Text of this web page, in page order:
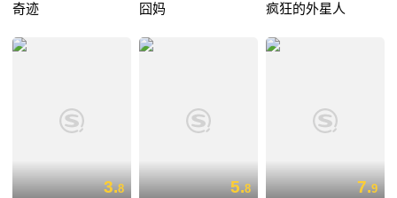
奇迹 囧妈 疯狂的外星人
3.8 5.8 7.9